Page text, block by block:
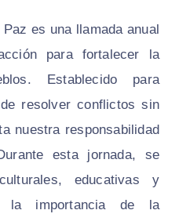
es una llamada anual
para fortalecer la
Establecido para
resolver conflictos sin
nuestra responsabilidad
esta jornada, se
educativas y
la importancia de la